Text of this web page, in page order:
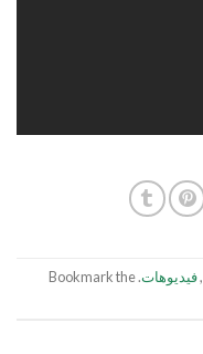
,فيديوهات. Bookmark the